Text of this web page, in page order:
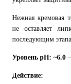
Нежная кремовая
не оставляет
последующим
Уровень pH: ~6.0
Действие: